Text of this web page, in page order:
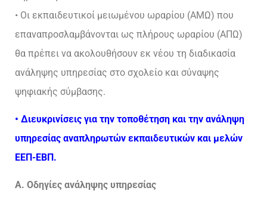
• Οι εκπαιδευτικοί μειωμένου ωραρίου (ΑΜΩ) που
επαναπροσλαμβάνονται ως πλήρους ωραρίου (ΑΠΩ)
θα πρέπει να ακολουθήσουν εκ νέου τη διαδικασία
ανάληψης υπηρεσίας στο σχολείο και σύναψης
ψηφιακής σύμβασης.
• Διευκρινίσεις για την τοποθέτηση και την ανάληψη
υπηρεσίας αναπληρωτών εκπαιδευτικών και μελών
ΕΕΠ-ΕΒΠ.
A. Οδηγίες ανάληψης υπηρεσίας